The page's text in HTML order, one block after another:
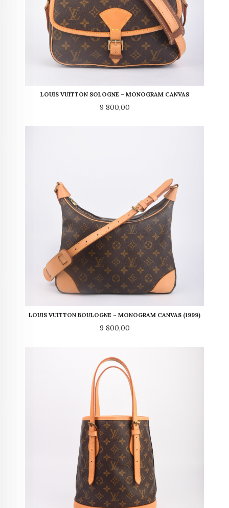
LOUIS VUITTON SOLOGNE – MONOGRAM CANVAS
Pris
9 800,00
LOUIS VUITTON BOULOGNE – MONOGRAM CANVAS (1999)
Pris
9 800,00